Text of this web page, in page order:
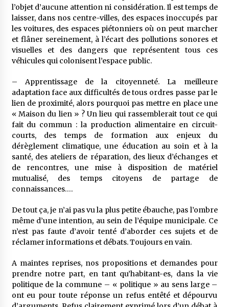
l’objet d’aucune attention ni considération. Il est temps de
laisser, dans nos centre-villes, des espaces inoccupés par
les voitures, des espaces piétonniers où on peut marcher
et flâner sereinement, à l’écart des pollutions sonores et
visuelles et des dangers que représentent tous ces
véhicules qui colonisent l’espace public.
– Apprentissage de la citoyenneté. La meilleure
adaptation face aux difficultés de tous ordres passe par le
lien de proximité, alors pourquoi pas mettre en place une
« Maison du lien » ? Un lieu qui rassemblerait tout ce qui
fait du commun : la production alimentaire en circuit-
courts, des temps de formation aux enjeux du
dérèglement climatique, une éducation au soin et à la
santé, des ateliers de réparation, des lieux d’échanges et
de rencontres, une mise à disposition de matériel
mutualisé, des temps citoyens de partage de
connaissances….
De tout ça, je n’ai pas vu la plus petite ébauche, pas l’ombre
même d’une intention, au sein de l’équipe municipale. Ce
n’est pas faute d’avoir tenté d’aborder ces sujets et de
réclamer informations et débats. Toujours en vain.
A maintes reprises, nos propositions et demandes pour
prendre notre part, en tant qu’habitant-es, dans la vie
politique de la commune – « politique » au sens large –
ont eu pour toute réponse un refus entêté et dépourvu